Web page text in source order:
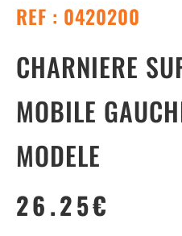
REF : 0420200
CHARNIERE
MOBILE
MODELE
26.25€